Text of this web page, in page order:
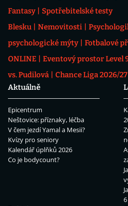
Fantasy
Spotřebitelské testy
Blesku
Nemovitosti
psychologické mýty
Fotbalové
ONLINE
Eventový prostor Level
vs. Pudilová
Chance Liga 2026/27
Aktuálně
Epicentrum
Neštovice: příznaky, léčba
V čem jezdí Yamal a Mesii?
Kvízy pro seniory
Kalendář úplňků 2026
Co je bodycount?